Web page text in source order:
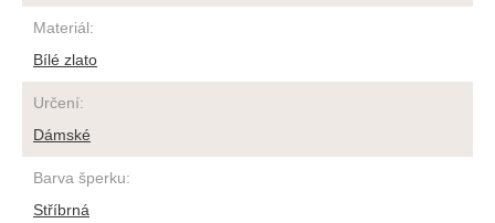
Materiál:
Bílé zlato
Určení:
Dámské
Barva šperku:
Stříbrná